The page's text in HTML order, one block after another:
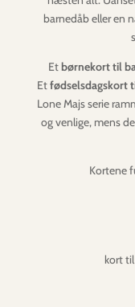
barnedåb eller en
Etbørnekort til
Etfødselsdagskort
Lone Majs serie
og venlige, mens
Kortene
kort